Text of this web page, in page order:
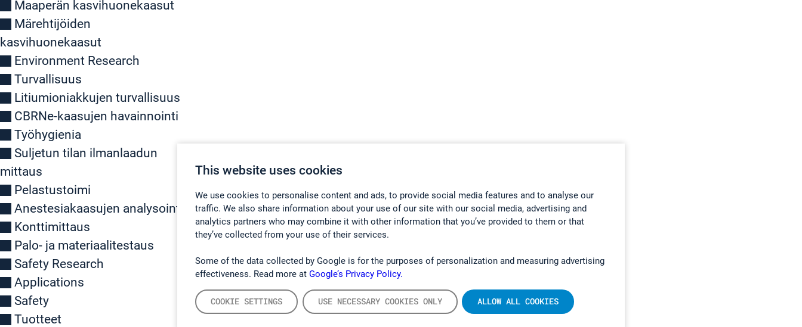
This website uses cookies
We use cookies to personalise content and ads, to provide social media features and to analyse our
traffic. We also share information about your use of our site with our social media, advertising and
analytics partners who may combine it with other information that you’ve provided to them or that
they’ve collected from your use of their services.
Some of the data collected by Google is for the purposes of personalization and measuring advertising
effectiveness. Read more at Google’s Privacy Policy.
COOKIE SETTINGS USE NECESSARY COOKIES ONLY ALLOW ALL COOKIES
Maaperän kasvihuonekaasut
Märehtijöiden
kasvihuonekaasut
Environment Research
Turvallisuus
Litiumioniakkujen turvallisuus
CBRNe-kaasujen havainnointi
Työhygienia
Suljetun tilan ilmanlaadun
mittaus
Pelastustoimi
Anestesiakaasujen analysointi
Konttimittaus
Palo- ja materiaalitestaus
Safety Research
Applications
Safety
Tuotteet